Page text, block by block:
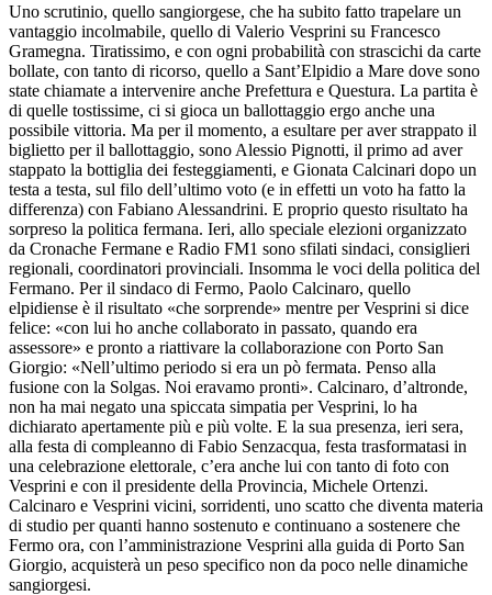
Uno scrutinio, quello sangiorgese, che ha subito fatto trapelare un
vantaggio incolmabile, quello di Valerio Vesprini su Francesco
Gramegna. Tiratissimo, e con ogni probabilità con strascichi da carte
bollate, con tanto di ricorso, quello a Sant’Elpidio a Mare dove sono
state chiamate a intervenire anche Prefettura e Questura. La partita è
di quelle tostissime, ci si gioca un ballottaggio ergo anche una
possibile vittoria. Ma per il momento, a esultare per aver strappato il
biglietto per il ballottaggio, sono Alessio Pignotti, il primo ad aver
stappato la bottiglia dei festeggiamenti, e Gionata Calcinari dopo un
testa a testa, sul filo dell’ultimo voto (e in effetti un voto ha fatto la
differenza) con Fabiano Alessandrini. E proprio questo risultato ha
sorpreso la politica fermana. Ieri, allo speciale elezioni organizzato
da Cronache Fermane e Radio FM1 sono sfilati sindaci, consiglieri
regionali, coordinatori provinciali. Insomma le voci della politica del
Fermano. Per il sindaco di Fermo, Paolo Calcinaro, quello
elpidiense è il risultato «che sorprende» mentre per Vesprini si dice
felice: «con lui ho anche collaborato in passato, quando era
assessore» e pronto a riattivare la collaborazione con Porto San
Giorgio: «Nell’ultimo periodo si era un pò fermata. Penso alla
fusione con la Solgas. Noi eravamo pronti». Calcinaro, d’altronde,
non ha mai negato una spiccata simpatia per Vesprini, lo ha
dichiarato apertamente più e più volte. E la sua presenza, ieri sera,
alla festa di compleanno di Fabio Senzacqua, festa trasformatasi in
una celebrazione elettorale, c’era anche lui con tanto di foto con
Vesprini e con il presidente della Provincia, Michele Ortenzi.
Calcinaro e Vesprini vicini, sorridenti, uno scatto che diventa materia
di studio per quanti hanno sostenuto e continuano a sostenere che
Fermo ora, con l’amministrazione Vesprini alla guida di Porto San
Giorgio, acquisterà un peso specifico non da poco nelle dinamiche
sangiorgesi.